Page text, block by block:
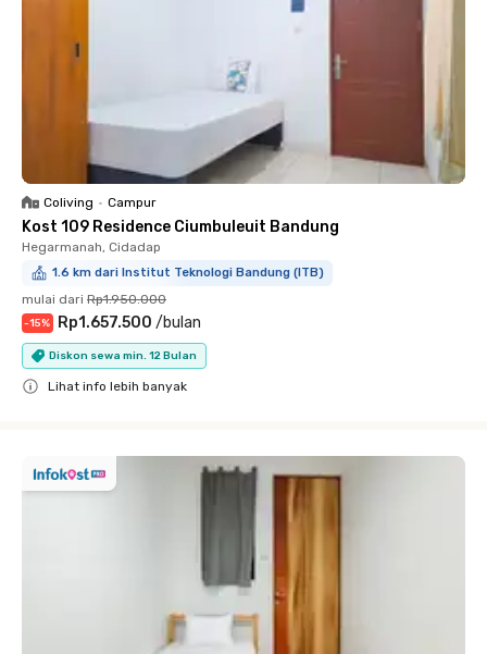
Coliving • Campur
Kost 109 Residence Ciumbuleuit Bandung
Hegarmanah, Cidadap
1.6 km dari Institut Teknologi Bandung (ITB)
mulai dari Rp1.950.000
-15% Rp1.657.500 /bulan
Diskon sewa min. 12 Bulan
Lihat info lebih banyak